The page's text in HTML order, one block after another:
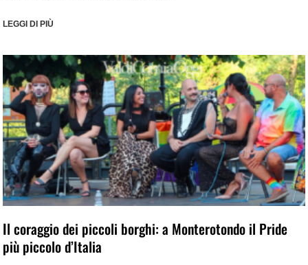
LEGGI DI PIÙ
Il coraggio dei piccoli borghi: a Monterotondo il Pride
più piccolo d’Italia